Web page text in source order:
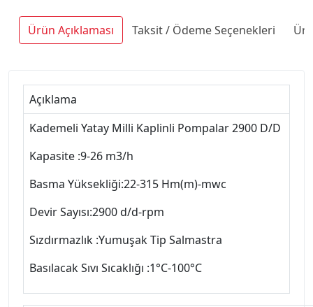
Ürün Açıklaması Taksit / Ödeme Seçenekleri
Açıklama
Kademeli Yatay Milli Kaplinli Pompalar 2900 D/D
Kapasite :9-26 m3/h
Basma Yüksekliği:22-315 Hm(m)-mwc
Devir Sayısı:2900 d/d-rpm
Sızdırmazlık :Yumuşak Tip Salmastra
Basılacak Sıvı Sıcaklığı :1°C-100°C